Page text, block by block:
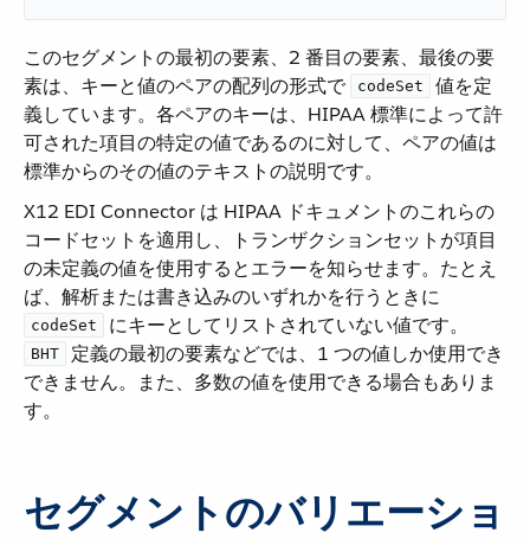
このセグメントの最初の要素、2 番目の要素、最後の要
素は、キーと値のペアの配列の形式で ​
codeSet
​ 値を定
義しています。各ペアのキーは、HIPAA 標準によって許
可された項目の特定の値であるのに対して、ペアの値は
標準からのその値のテキストの説明です。
X12 EDI Connector は HIPAA ドキュメントのこれらの
コードセットを適用し、トランザクションセットが項目
の未定義の値を使用するとエラーを知らせます。たとえ
ば、解析または書き込みのいずれかを行うときに ​
codeSet ​ にキーとしてリストされていない値です。​
BHT
​ 定義の最初の要素などでは、1 つの値しか使用でき
できません。また、多数の値を使用できる場合もありま
す。
セグメントのバリエーショ